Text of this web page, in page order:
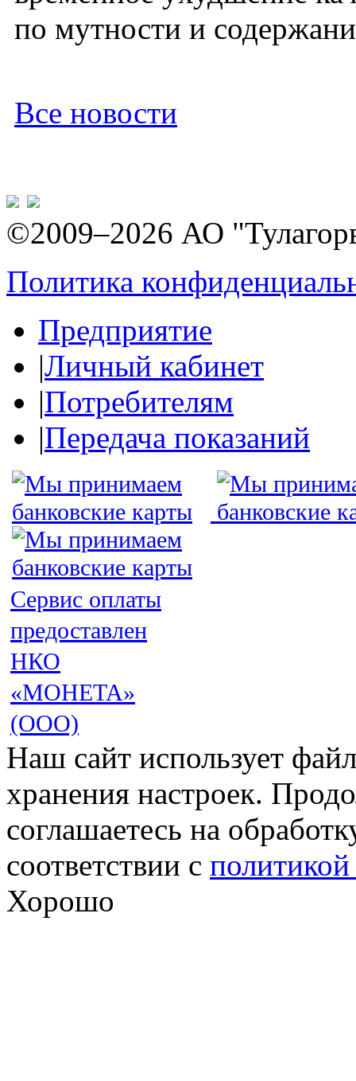
по мутности и
Все новости
©2009–2026 АО
Политика
Предприятие
|Личный кабинет
|Потребителям
|Передача показаний
Сервис оплаты
предоставлен
НКО
«МОНЕТА»
(ООО)
Наш сайт использует
хранения настроек.
соглашаетесь на
соответствии с
Хорошо